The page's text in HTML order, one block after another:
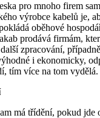
pro mnoho firem
výrobce kabelů je,
oběhové
prodává firmám,
zpracování,
i ekonomicky,
tím více na tom vydělá.
má třídění, pokud jde